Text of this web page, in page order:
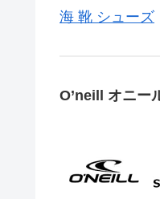
海 靴 シューズ
O’neill オニー